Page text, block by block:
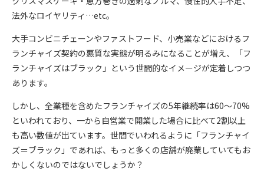
法外なロイヤリティ…etc。
大手コンビニチェーンやファストフード、小売業などにおけるフ
ランチャイズ契約の悪質な実態が明るみになることが増え、「フ
ランチャイズはブラック」という世間的なイメージが定着しつつ
あります。
しかし、全業種を含めたフランチャイズの5年継続率は60〜70%
といわれており、一から自営業で開業した場合に比べて2割以上
も高い数値が出ています。世間でいわれるように「フランチャイ
ズ＝ブラック」であれば、もっと多くの店舗が廃業していてもお
かしくないのではないでしょうか？